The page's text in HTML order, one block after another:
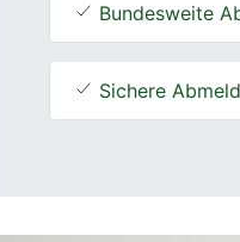
Bundesweite
Sichere